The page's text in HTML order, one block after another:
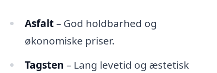
Asfalt– God holdbarhed og
økonomiske priser.
Tagsten – Lang levetid og æstetisk